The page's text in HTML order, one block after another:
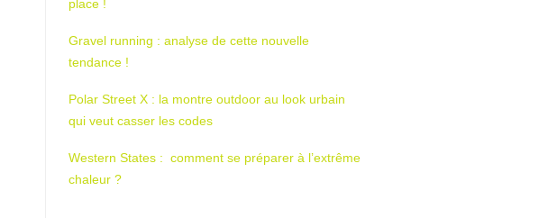
place !
Gravel running : analyse de cette nouvelle
tendance !
Polar Street X : la montre outdoor au look urbain
qui veut casser les codes
Western States : comment se préparer à l’extrême
chaleur ?